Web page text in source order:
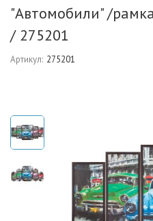
"Автомобили" /
/ 275201
Артикул: 275201